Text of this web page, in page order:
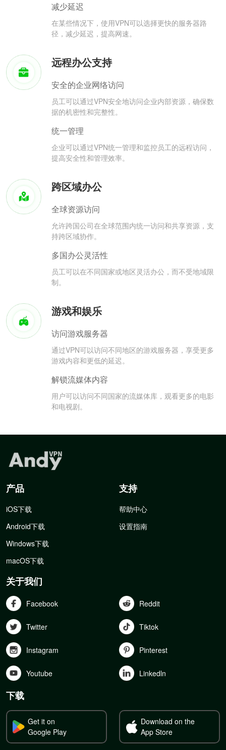
减少延迟
在某些情况下，使用VPN可以选择更快的服务器路
径，减少延迟，提高网速。
远程办公支持
安全的企业网络访问
员工可以通过VPN安全地访问企业内部资源，确保数
据的机密性和完整性。
统一管理
企业可以通过VPN统一管理和监控员工的远程访问，
提高安全性和管理效率。
跨区域办公
全球资源访问
允许跨国公司在全球范围内统一访问和共享资源，支
持跨区域协作。
多国办公灵活性
员工可以在不同国家或地区灵活办公，而不受地域限
制。
游戏和娱乐
访问游戏服务器
通过VPN可以访问不同地区的游戏服务器，享受更多
游戏内容和更低的延迟。
解锁流媒体内容
用户可以访问不同国家的流媒体库，观看更多的电影
和电视剧。
产品
iOS下载
Android下载
Windows下载
macOS下载
支持
帮助中心
设置指南
关于我们
Facebook Reddit
Twitter Tiktok
Instagram Pinterest
Youtube Linkedln
下载
Get it on
Google Play
Download on the
App Store